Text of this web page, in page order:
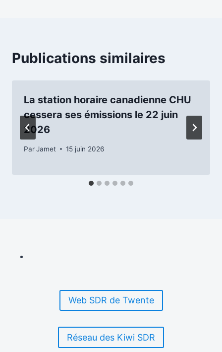
Publications similaires
La station horaire canadienne CHU
cessera ses émissions le 22 juin
2026
ParJamet 15 juin 2026
Web SDR de Twente
Réseau des Kiwi SDR